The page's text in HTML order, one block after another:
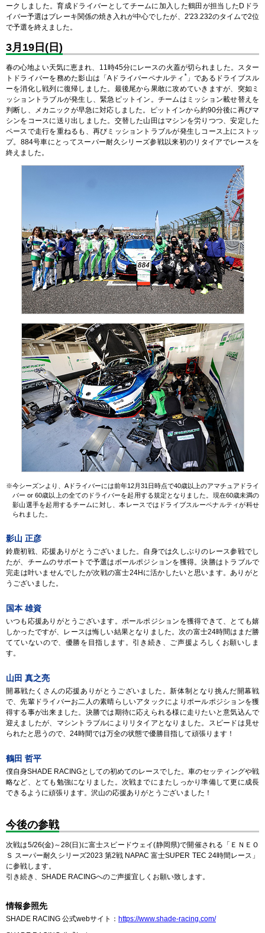
ークしました。育成ドライバーとしてチームに加入した鶴田が担当したDドラ
イバー予選はブレーキ関係の焼き入れが中心でしたが、2′23.232のタイムで2位
で予選を終えました。
3月19日(日)
春の心地よい天気に恵まれ、11時45分にレースの火蓋が切られました。スター
トドライバーを務めた影山は「Aドライバーペナルティ * 」であるドライブスル
ーを消化し戦列に復帰しました。最後尾から果敢に攻めていきますが、突如ミ
ッショントラブルが発生し、緊急ピットイン。チームはミッション載せ替えを
判断し、メカニックが早急に対応しました。ピットインから約90分後に再びマ
シンをコースに送り出しました。交替した山田はマシンを労りつつ、安定した
ペースで走行を重ねるも、再びミッショントラブルが発生しコース上にストッ
プ。884号車にとってスーパー耐久シリーズ参戦以来初のリタイアでレースを
終えました。
※今シーズンより、Aドライバーには前年12月31日時点で40歳以上のアマチュアドライ
バー or 60歳以上の全てのドライバーを起用する規定となりました。 現在60歳未満の
影山選手を起用するチームに対し、本レースではドライブスルーペナルティが科せ
られました。
影山 正彦
鈴鹿初戦、応援ありがとうございました。自身では久しぶりのレース参戦でし
たが、チームのサポートで予選はポールポジションを獲得。決勝はトラブルで
完走は叶いませんでしたが次戦の富士24Hに活かしたいと思います。ありがと
うございました。
国本 雄資
いつも応援ありがとうございます。ポールポジションを獲得できて、とても嬉
しかったですが、レースは悔しい結果となりました。次の富士24時間はまだ勝
てていないので、優勝を目指します。引き続き、ご声援よろしくお願いしま
す。
山田 真之亮
開幕戦たくさんの応援ありがとうございました。新体制となり挑んだ開幕戦
で、先輩ドライバーお二人の素晴らしいアタックによりポールポジションを獲
得する事が出来ました。決勝では期待に応えられる様に走りたいと意気込んで
迎えましたが、マシントラブルによりリタイアとなりました。スピードは見せ
られたと思うので、24時間では万全の状態で優勝目指して頑張ります！
鶴田 哲平
僕自身SHADE RACINGとしての初めてのレースでした。車のセッティングや戦
略など、とても勉強になりました。次戦までにまたしっかり準備して更に成長
できるように頑張ります。沢山の応援ありがとうございました！
今後の参戦
次戦は5/26(金)～28(日)に富士スピードウェイ(静岡県)で開催される「ＥＮＥＯ
Ｓ スーパー耐久シリーズ2023 第2戦 NAPAC 富士SUPER TEC 24時間レース」
に参戦します。
引き続き、SHADE RACINGへのご声援宜しくお願い致します。
情報参照先
SHADE RACING 公式webサイト ： https://www.shade-racing.com/